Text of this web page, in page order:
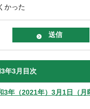
かった
年3月目次
3年（2021年）3月1日（月